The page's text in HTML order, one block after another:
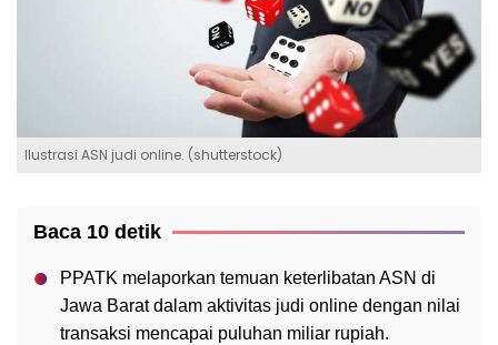
Ilustrasi ASN judi online. (shutterstock)
Baca 10 detik
PPATK melaporkan temuan keterlibatan ASN di
Jawa Barat dalam aktivitas judi online dengan nilai
transaksi mencapai puluhan miliar rupiah.